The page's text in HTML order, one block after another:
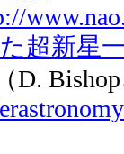
超新星
D.